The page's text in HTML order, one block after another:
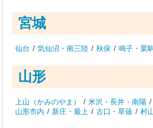
宮城
仙台 / 気仙沼・南三陸 / 秋保 / 鳴子・栗
山形
上山（かみのやま） / 米沢・長井・南陽 /
山形市内 / 新庄・最上 / 古口・草薙 / 村